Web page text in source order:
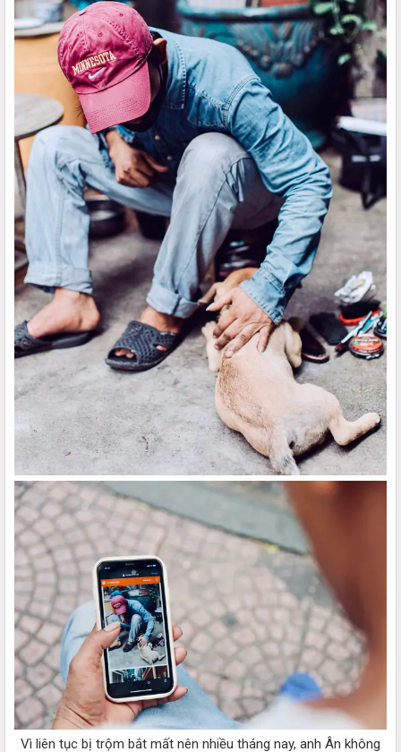
Vì liên tục bị trộm bắt mất nên nhiều tháng nay, anh Ân không